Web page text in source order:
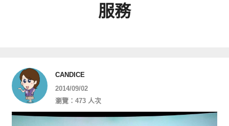
服務
CANDICE
2014/09/02
瀏覽：473 人次